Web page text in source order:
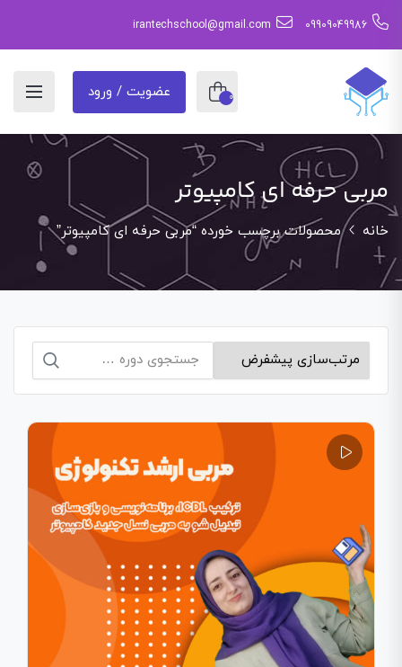
09909049986
irantechschool@gmail.com
0 عضویت / ورود
مربی حرفه ای کامپیوتر
خانه محصولات برچسب خورده “مربی حرفه ای کامپیوتر”
جستجو